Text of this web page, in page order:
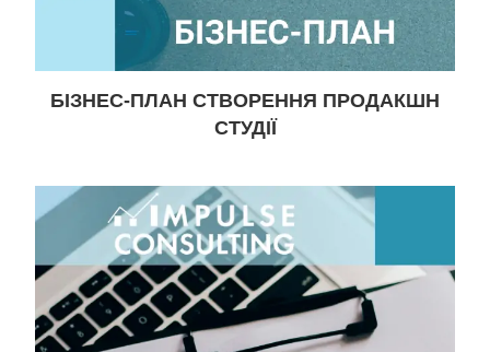
БІЗНЕС-ПЛАН СТВОРЕННЯ ПРОДАКШН
СТУДІЇ